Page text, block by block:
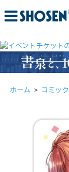
ホーム > コミック